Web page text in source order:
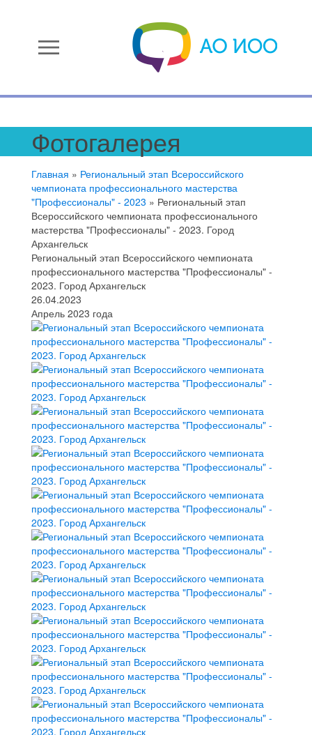
menu
Фотогалерея
Главная » Региональный этап Всероссийского
чемпионата профессионального мастерства
"Профессионалы" - 2023 » Региональный этап
Всероссийского чемпионата профессионального
мастерства "Профессионалы" - 2023. Город
Архангельск
Региональный этап Всероссийского чемпионата
профессионального мастерства "Профессионалы" -
2023. Город Архангельск
26.04.2023
Апрель 2023 года